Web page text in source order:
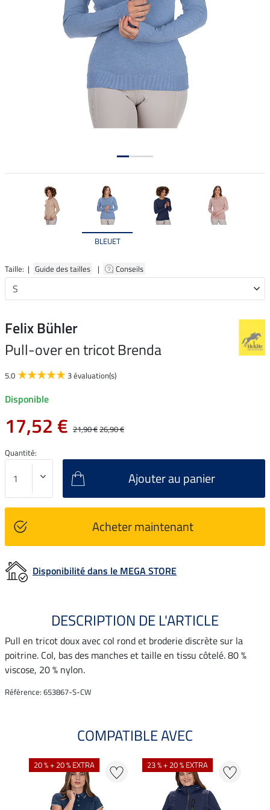
BLEUET
Taille: | Guide des tailles | Conseils
Felix Bühler
Pull-over en tricot Brenda
5.0 3 évaluation(s)
Disponible
17,52 € 21,90 €26,90 €
Quantité:
Ajouter au panier
Acheter maintenant
Disponibilité dans le MEGA STORE
DESCRIPTION DE L'ARTICLE
Pull en tricot doux avec col rond et broderie discrète sur la
poitrine. Col, bas des manches et taille en tissu côtelé. 80 %
viscose, 20 % nylon.
Référence: 653867-S-CW
COMPATIBLE AVEC
20 % + 20 % EXTRA 23 % + 20 % EXTRA